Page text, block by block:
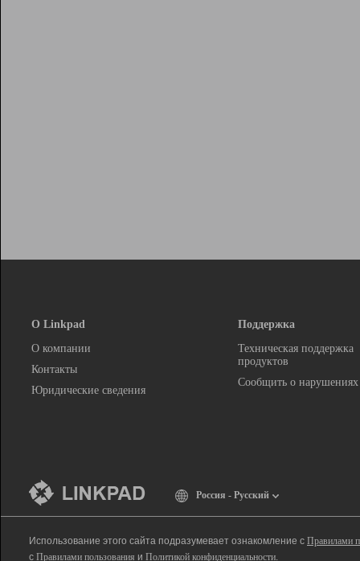
О Linkpad
О компании
Контакты
Юридические сведения
Поддержка
Техническая поддержка
продуктов
Сообщить о нарушениях
Россия - Русский
Использование этого сайта подразумевает ознакомление с Правилами
с Правилами пользования и Политикой конфиденциальности.